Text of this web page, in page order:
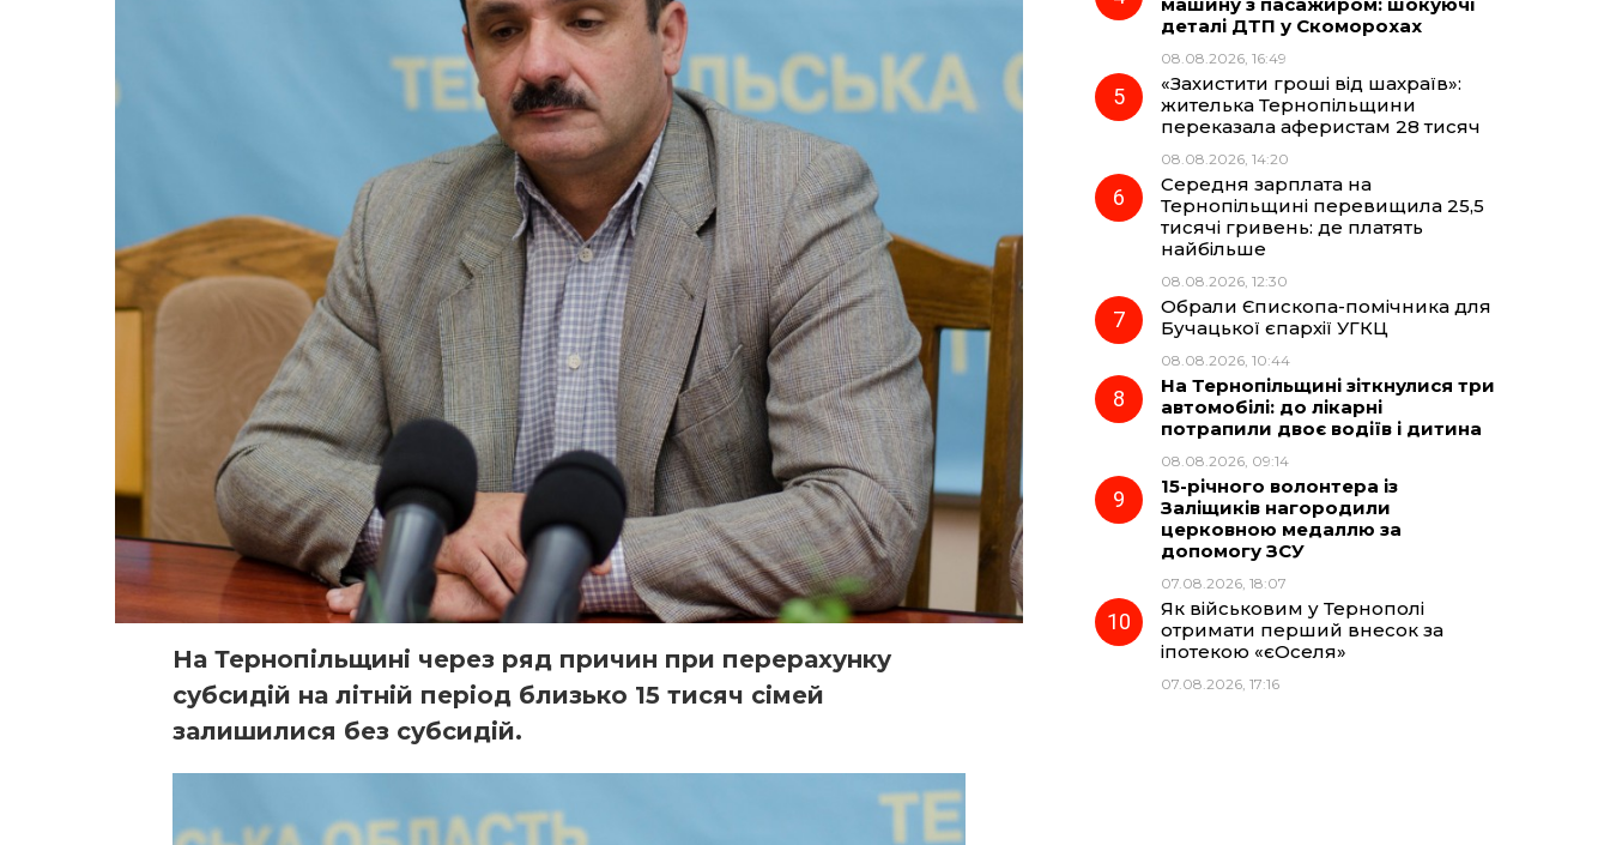
На Тернопільщині через ряд причин при перерахунку
субсидій на літній період близько 15 тисяч сімей
залишилися без субсидій.
деталі ДТП у Скоморохах
08.08.2026, 16:49
«Захистити гроші від шахраїв»:
жителька Тернопільщини
переказала аферистам 28 тисяч
08.08.2026, 14:20
Середня зарплата на
Тернопільщині перевищила 25,5
тисячі гривень: де платять
найбільше
08.08.2026, 12:30
Обрали Єпископа-помічника для
Бучацької єпархії УГКЦ
08.08.2026, 10:44
На Тернопільщині зіткнулися три
автомобілі: до лікарні
потрапили двоє водіїв і дитина
08.08.2026, 09:14
15-річного волонтера із
Заліщиків нагородили
церковною медаллю за
допомогу ЗСУ
07.08.2026, 18:07
Як військовим у Тернополі
отримати перший внесок за
іпотекою «єОселя»
07.08.2026, 17:16